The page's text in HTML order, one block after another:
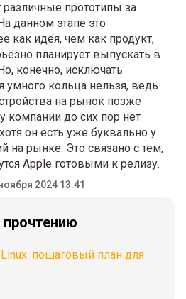
различные прототипы за
данном этапе это
как идея, чем как продукт,
планирует выпускать в
конечно, исключать
умного кольца нельзя, ведь
на рынок позже
компании до сих пор нет
он есть уже буквально у
на рынке. Это связано с тем,
Apple готовыми к релизу.
2024 13:41
пошаговый план для